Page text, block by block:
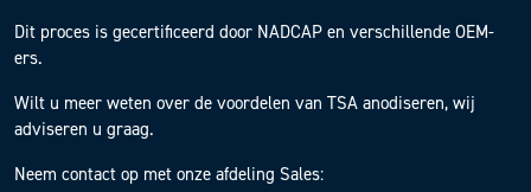
Dit proces is gecertificeerd door NADCAP en verschillende OEM-
ers.
Wilt u meer weten over de voordelen van TSA anodiseren, wij
adviseren u graag.
Neem contact op met onze afdeling Sales: